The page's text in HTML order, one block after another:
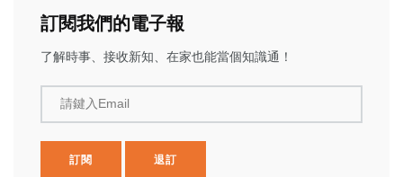
訂閱我們的電子報
了解時事、接收新知、在家也能當個知識通！
請鍵入Email
訂閱 退訂